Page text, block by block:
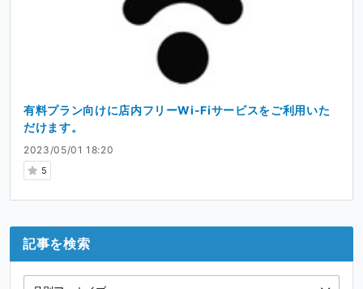
2023/05/01 18:20
5
有料プラン向けに店内フリーWi-Fiサービスをご利用いた
だけます。
記事を検索